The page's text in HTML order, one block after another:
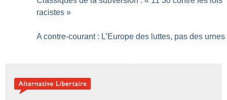
racistes »
A contre-courant : L’Europe des luttes, pas des urnes